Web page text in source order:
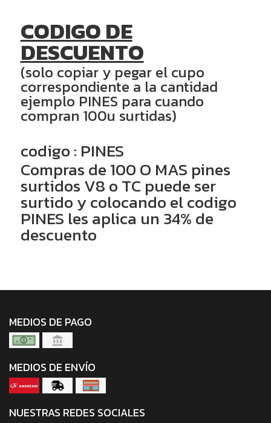
CODIGO DE
DESCUENTO
(solo copiar y pegar el cupo
correspondiente a la cantidad
ejemplo PINES para cuando
compran 100u surtidas)
codigo : PINES
Compras de 100 O MAS pines
surtidos V8 o TC puede ser
surtido y colocando el codigo
PINES les aplica un 34% de
descuento
MEDIOS DE PAGO
MEDIOS DE ENVÍO
NUESTRAS REDES SOCIALES